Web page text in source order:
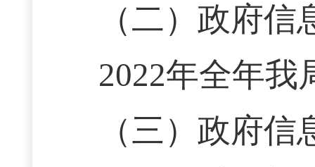
（二）政府
2022年全年我
（三）政府